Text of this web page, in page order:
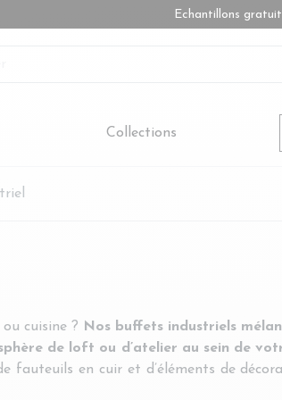
Echantillons
Collections
cuisine ?
Nos buffets industriels
de loft ou d’atelier au sein de
fauteuils en cuir et d’éléments de